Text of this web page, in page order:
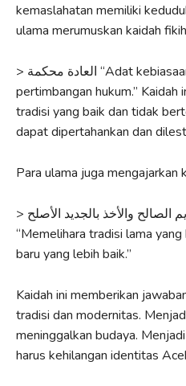
kemaslahatan memiliki
ulama merumuskan kaidah
> العادة محكمة “Adat kebiasaan dapat dijadikan dasar
pertimbangan hukum.” Kaidah
tradisi yang baik dan tidak
dapat dipertahankan dan
Para ulama juga mengajarkan
> المحافظة على القديم الصالح والأخذ بالجديد الأصلح
“Memelihara tradisi lama
baru yang lebih baik.”
Kaidah ini memberikan
tradisi dan modernitas.
meninggalkan budaya.
harus kehilangan identitas